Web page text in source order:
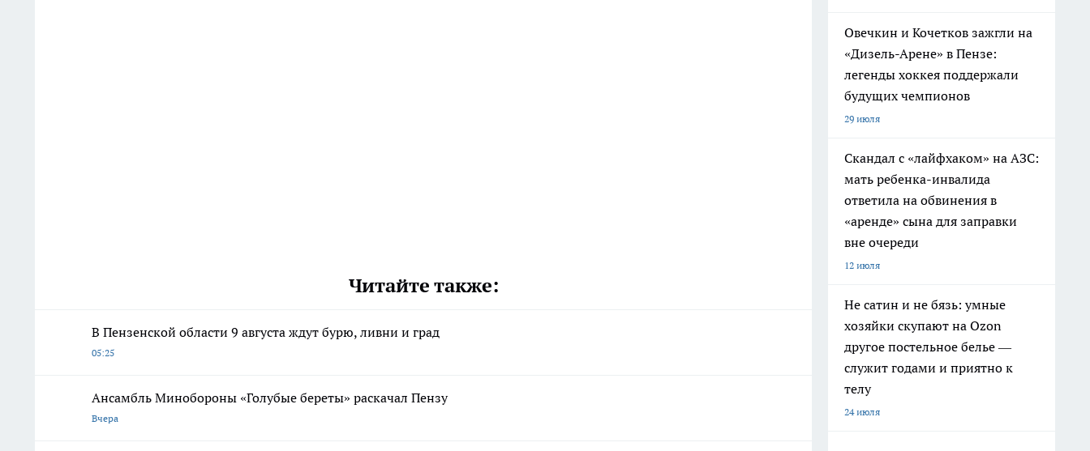
Читайте также:
В Пензенской области 9 августа ждут бурю, ливни и град
05:25
Ансамбль Минобороны «Голубые береты» раскачал Пензу
Вчера
Овечкин и Кочетков зажгли на
«Дизель-Арене» в Пензе:
легенды хоккея поддержали
будущих чемпионов
29 июля
Скандал с «лайфхаком» на АЗС:
мать ребенка-инвалида
ответила на обвинения в
«аренде» сына для заправки
вне очереди
12 июля
Не сатин и не бязь: умные
хозяйки скупают на Ozon
другое постельное белье —
служит годами и приятно к
телу
24 июля